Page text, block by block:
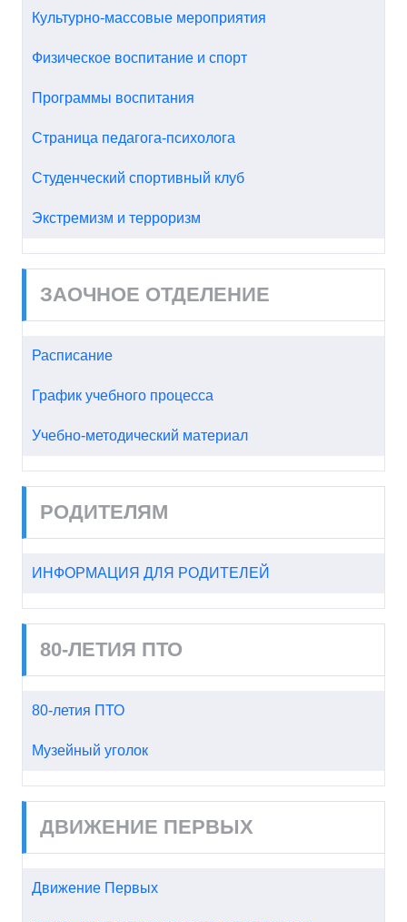
Культурно-массовые мероприятия
Физическое воспитание и спорт
Программы воспитания
Страница педагога-психолога
Студенческий спортивный клуб
Экстремизм и терроризм
ЗАОЧНОЕ ОТДЕЛЕНИЕ
Расписание
График учебного процесса
Учебно-методический материал
РОДИТЕЛЯМ
ИНФОРМАЦИЯ ДЛЯ РОДИТЕЛЕЙ
80-ЛЕТИЯ ПТО
80-летия ПТО
Музейный уголок
ДВИЖЕНИЕ ПЕРВЫХ
Движение Первых